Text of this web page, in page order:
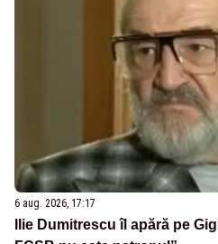
6 aug. 2026, 17:17
Ilie Dumitrescu îl apără pe